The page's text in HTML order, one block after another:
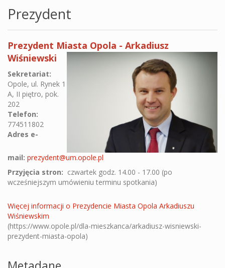
Prezydent
Prezydent Miasta Opola - Arkadiusz
Wiśniewski
Sekretariat:
Opole, ul. Rynek 1
A, II piętro, pok.
202
Telefon:
774511802
Adres e-
mail: prezydent@um.opole.pl
Przyjęcia stron: czwartek godz. 14.00 - 17.00 (po
wcześniejszym umówieniu terminu spotkania)
Więcej informacji o Prezydencie Miasta Opola Arkadiuszu
Wiśniewskim
(https://www.opole.pl/dla-mieszkanca/arkadiusz-wisniewski-
prezydent-miasta-opola)